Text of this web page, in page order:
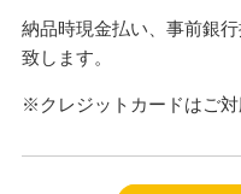
納品時現金払い、事前銀
致します。
※クレジットカードはご対